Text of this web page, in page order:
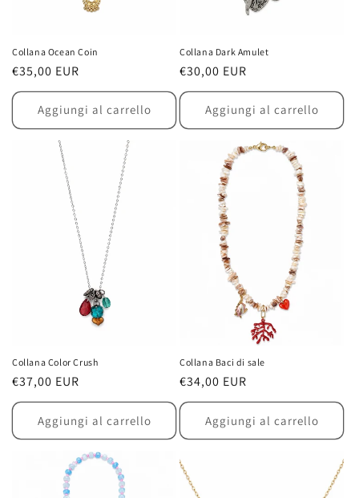
Collana Ocean Coin
Prezzo
di
listino
€35,00 EUR
Aggiungi al carrello
Collana Dark Amulet
Prezzo
di
listino
€30,00 EUR
Aggiungi al carrello
Collana Color Crush
Prezzo
di
listino
€37,00 EUR
Aggiungi al carrello
Collana Baci di sale
Prezzo
di
listino
€34,00 EUR
Aggiungi al carrello